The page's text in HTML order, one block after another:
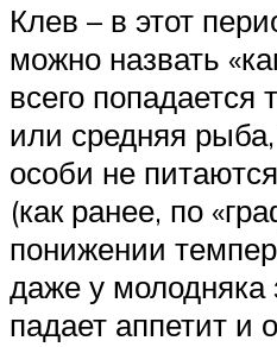
Клев – в этот
можно назвать
всего попадается
или средняя
особи не
(как ранее, по
понижении
даже у молодняка
падает аппетит и